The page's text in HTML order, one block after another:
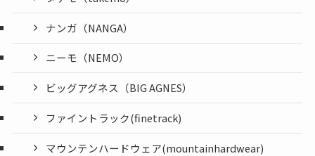
ナンガ（NANGA）
ニーモ（NEMO）
ビッグアグネス（BIG AGNES）
ファイントラック(finetrack)
マウンテンハードウェア(mountainhardwear)